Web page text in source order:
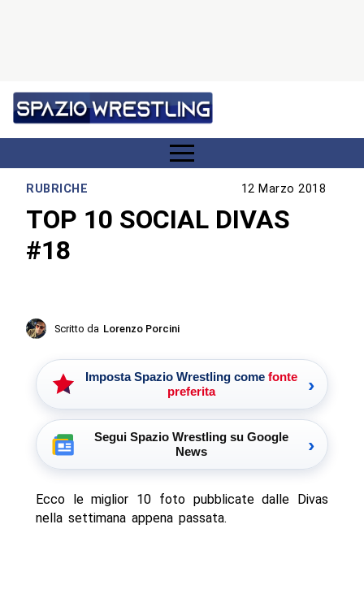
RUBRICHE 12 Marzo 2018
TOP 10 SOCIAL DIVAS
#18
Scritto da Lorenzo Porcini
Imposta Spazio Wrestling come fonte
preferita
›
Segui Spazio Wrestling su Google
News
›
Ecco le miglior 10 foto pubblicate dalle Divas
nella settimana appena passata.